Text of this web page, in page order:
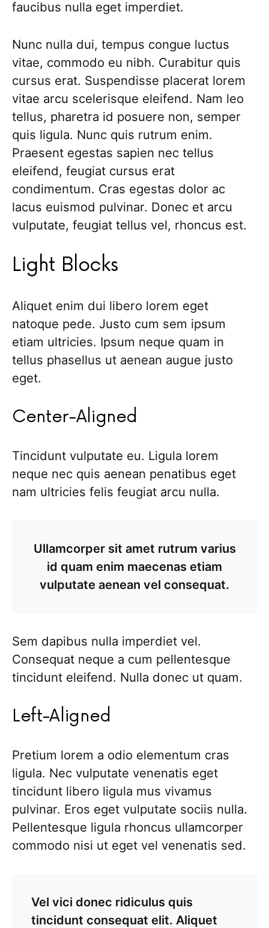
faucibus nulla eget imperdiet.
Nunc nulla dui, tempus congue luctus
vitae, commodo eu nibh. Curabitur quis
cursus erat. Suspendisse placerat lorem
vitae arcu scelerisque eleifend. Nam leo
tellus, pharetra id posuere non, semper
quis ligula. Nunc quis rutrum enim.
Praesent egestas sapien nec tellus
eleifend, feugiat cursus erat
condimentum. Cras egestas dolor ac
lacus euismod pulvinar. Donec et arcu
vulputate, feugiat tellus vel, rhoncus est.
Light Blocks
Aliquet enim dui libero lorem eget
natoque pede. Justo cum sem ipsum
etiam ultricies. Ipsum neque quam in
tellus phasellus ut aenean augue justo
eget.
Center-Aligned
Tincidunt vulputate eu. Ligula lorem
neque nec quis aenean penatibus eget
nam ultricies felis feugiat arcu nulla.
Ullamcorper sit amet rutrum varius
id quam enim maecenas etiam
vulputate aenean vel consequat.
Sem dapibus nulla imperdiet vel.
Consequat neque a cum pellentesque
tincidunt eleifend. Nulla donec ut quam.
Left-Aligned
Pretium lorem a odio elementum cras
ligula. Nec vulputate venenatis eget
tincidunt libero ligula mus vivamus
pulvinar. Eros eget vulputate sociis nulla.
Pellentesque ligula rhoncus ullamcorper
commodo nisi ut eget vel venenatis sed.
Vel vici donec ridiculus quis
tincidunt consequat elit. Aliquet